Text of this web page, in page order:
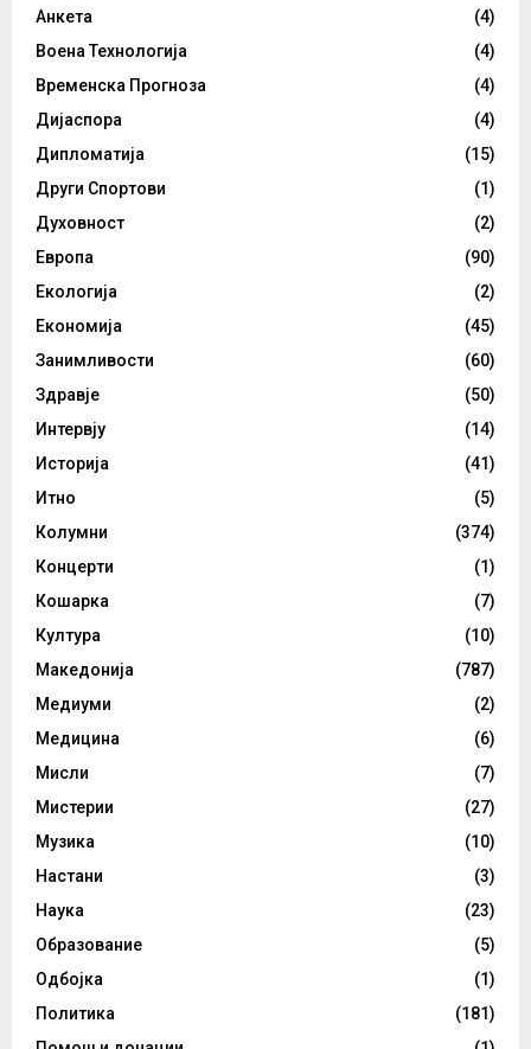
Анкета
(4)
Воена Технологија
(4)
Временска Прогноза
(4)
Дијаспора
(4)
Дипломатија
(15)
Други Спортови
(1)
Духовност
(2)
Европа
(90)
Екологија
(2)
Економија
(45)
Занимливости
(60)
Здравје
(50)
Интервју
(14)
Историја
(41)
Итно
(5)
Колумни
(374)
Концерти
(1)
Кошарка
(7)
Култура
(10)
Македонија
(787)
Медиуми
(2)
Медицина
(6)
Мисли
(7)
Мистерии
(27)
Музика
(10)
Настани
(3)
Наука
(23)
Образование
(5)
Одбојка
(1)
Политика
(181)